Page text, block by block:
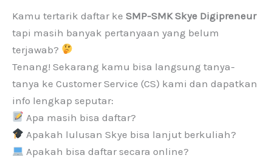
Kamu tertarik daftar ke SMP-SMK Skye Digipreneur
tapi masih banyak pertanyaan yang belum
terjawab?
Tenang! Sekarang kamu bisa langsung tanya-
tanya ke Customer Service (CS) kami dan dapatkan
info lengkap seputar:
Apa masih bisa daftar?
Apakah lulusan Skye bisa lanjut berkuliah?
Apakah bisa daftar secara online?